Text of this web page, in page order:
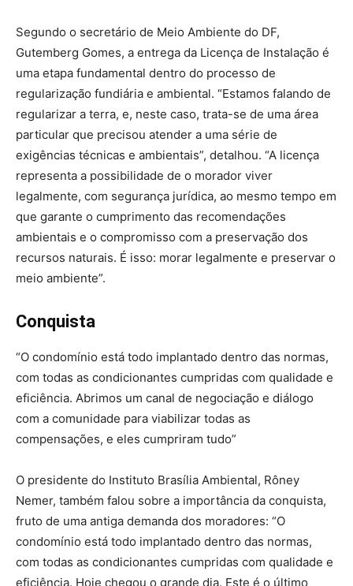
Segundo o secretário de Meio Ambiente do DF,
Gutemberg Gomes, a entrega da Licença de Instalação é
uma etapa fundamental dentro do processo de
regularização fundiária e ambiental. “Estamos falando de
regularizar a terra, e, neste caso, trata-se de uma área
particular que precisou atender a uma série de
exigências técnicas e ambientais”, detalhou. “A licença
representa a possibilidade de o morador viver
legalmente, com segurança jurídica, ao mesmo tempo em
que garante o cumprimento das recomendações
ambientais e o compromisso com a preservação dos
recursos naturais. É isso: morar legalmente e preservar o
meio ambiente”.
Conquista
“O condomínio está todo implantado dentro das normas,
com todas as condicionantes cumpridas com qualidade e
eficiência. Abrimos um canal de negociação e diálogo
com a comunidade para viabilizar todas as
compensações, e eles cumpriram tudo”
O presidente do Instituto Brasília Ambiental, Rôney
Nemer, também falou sobre a importância da conquista,
fruto de uma antiga demanda dos moradores: “O
condomínio está todo implantado dentro das normas,
com todas as condicionantes cumpridas com qualidade e
eficiência. Hoje chegou o grande dia. Este é o último